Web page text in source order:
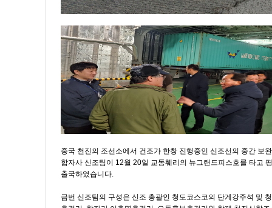
중국 천진의 조선소에서 건조가 한창 진행중인 신조선의 중간 보
합자사 신조팀이 12월 20일 교동훼리의 뉴그랜드피스호를 타고
출국하였습니다.
금번 신조팀의 구성은 신조 총괄인 청도코스코의 단계강주석 및